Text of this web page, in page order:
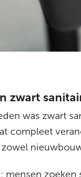
zwart
was zwart
compleet
mensen zoeken